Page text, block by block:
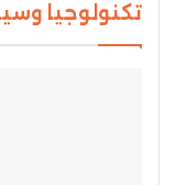
تكنولوجيا